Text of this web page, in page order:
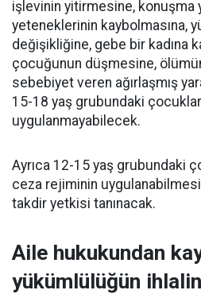
işlevinin yitirmesine, konuşma
yeteneklerinin kaybolmasına,
değişikliğine, gebe bir kadına
çocuğunun düşmesine,
sebebiyet veren ağırlaşmış
15-18 yaş grubundaki
uygulanmayabilecek.
Ayrıca 12-15 yaş grubundaki
ceza rejiminin
takdir yetkisi tanınacak.
Aile hukukundan
yükümlülüğün